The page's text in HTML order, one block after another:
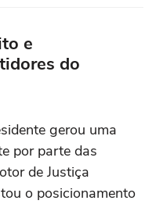
e
do
gerou uma
por parte das
de Justiça
o posicionamento